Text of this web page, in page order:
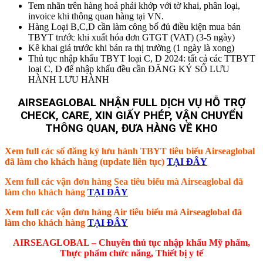
Tem nhãn trên hàng hoá phải khớp với tờ khai, phân loại,
invoice khi thông quan hàng tại VN.
Hàng Loại B,C,D cần làm công bố đủ điều kiện mua bán
TBYT trước khi xuất hóa đơn GTGT (VAT) (3-5 ngày)
Kê khai giá trước khi bán ra thị trường (1 ngày là xong)
Thủ tục nhập khẩu TBYT loại C, D 2024: tất cả các TTBYT
loại C, D để nhập khẩu đều cần ĐĂNG KÝ SỐ LƯU
HÀNH LƯU HÀNH
AIRSEAGLOBAL NHẬN FULL DỊCH VỤ HỖ TRỢ
CHECK, CARE, XIN GIẤY PHÉP, VẬN CHUYỂN
THÔNG QUAN, ĐƯA HÀNG VỀ KHO
Xem full các số đăng ký lưu hành TBYT tiêu biểu Airseaglobal
đã làm cho khách hàng (update liên tục) TẠI ĐÂY
Xem full các vận đơn hàng Sea tiêu biểu mà Airseaglobal đã
làm cho khách hàng TẠI ĐÂY
Xem full các vận đơn hàng Air tiêu biểu mà Airseaglobal đã
làm cho khách hàng TẠI ĐÂY
AIRSEAGLOBAL – Chuyên thủ tục nhập khẩu Mỹ phẩm,
Thực phẩm chức năng, Thiết bị y tế